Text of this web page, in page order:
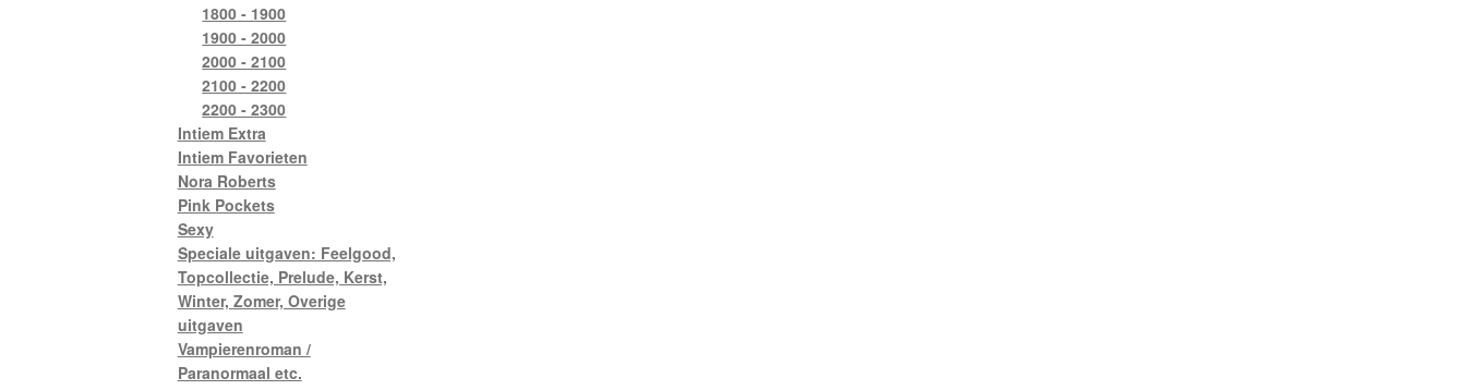
1800 - 1900
1900 - 2000
2000 - 2100
2100 - 2200
2200 - 2300
Intiem Extra
Intiem Favorieten
Nora Roberts
Pink Pockets
Sexy
Speciale uitgaven: Feelgood,
Topcollectie, Prelude, Kerst,
Winter, Zomer, Overige
uitgaven
Vampierenroman /
Paranormaal etc.